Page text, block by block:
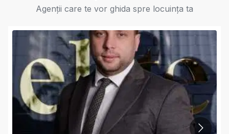
Agenții care te vor ghida spre locuința ta